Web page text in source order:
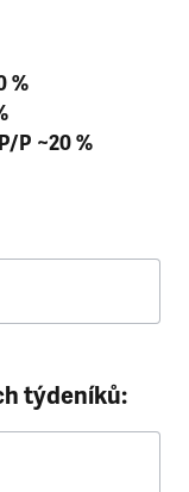
%
P ~20 %
týdeníků: